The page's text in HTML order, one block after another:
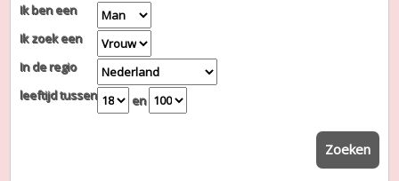
Ik ben een
Ik zoek een
In de regio
leeftijd tussen
en
Zoeken